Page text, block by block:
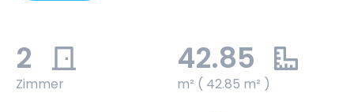
2
Zimmer
42.85
m² ( 42.85 m² )